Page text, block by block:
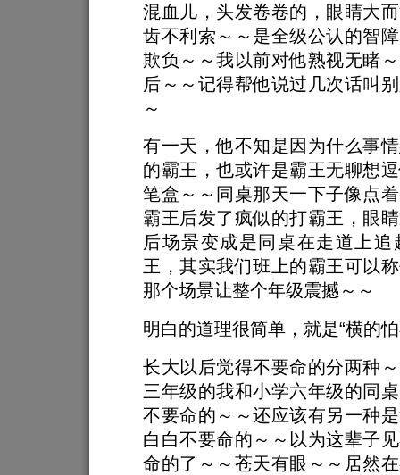
混血儿，头发卷卷的，眼睛大
齿不利索～～是全级公认的智
欺负～～我以前对他熟视无睹
后～～记得帮他说过几次话叫
～
有一天，他不知是因为什么事
的霸王，也或许是霸王无聊想
笔盒～～同桌那天一下子像点
霸王后发了疯似的打霸王，眼
后场景变成是同桌在走道上追
王，其实我们班上的霸王可以
那个场景让整个年级震撼～～
明白的道理很简单，就是“横的
长大以后觉得不要命的分两种
三年级的我和小学六年级的同
不要命的～～还应该有另一种
白白不要命的～～以为这辈子
命的了～～苍天有眼～～居然